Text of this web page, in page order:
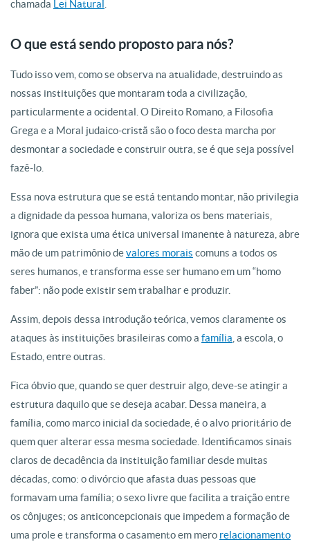
chamada Lei Natural
O que está sendo proposto para nós?
Tudo isso vem, como se observa na atualidade, destruindo as
nossas instituições que montaram toda a civilização,
particularmente a ocidental. O Direito Romano, a Filosofia
Grega e a Moral judaico-cristã são o foco desta marcha por
desmontar a sociedade e construir outra, se é que seja possível
fazê-lo.
Essa nova estrutura que se está tentando montar, não privilegia
a dignidade da pessoa humana, valoriza os bens materiais,
ignora que exista uma ética universal imanente à natureza, abre
mão de um patrimônio devalores morais comuns a todos os
seres humanos, e transforma esse ser humano em um “homo
faber”: não pode existir sem trabalhar e produzir.
Assim, depois dessa introdução teórica, vemos claramente os
ataques às instituições brasileiras como a família , a escola, o
Estado, entre outras.
Fica óbvio que, quando se quer destruir algo, deve-se atingir a
estrutura daquilo que se deseja acabar. Dessa maneira, a
família, como marco inicial da sociedade, é o alvo prioritário de
quem quer alterar essa mesma sociedade. Identificamos sinais
claros de decadência da instituição familiar desde muitas
décadas, como: o divórcio que afasta duas pessoas que
formavam uma família; o sexo livre que facilita a traição entre
os cônjuges; os anticoncepcionais que impedem a formação de
uma prole e transforma o casamento em mero relacionamento